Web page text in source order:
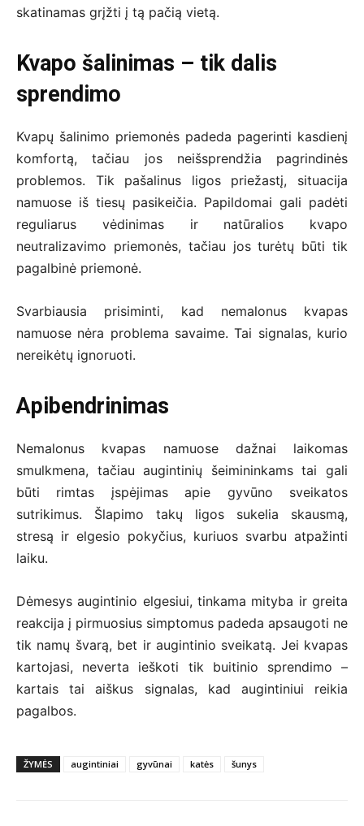
skatinamas grįžti į tą pačią vietą.
Kvapo šalinimas – tik dalis
sprendimo
Kvapų šalinimo priemonės padeda pagerinti kasdienį
komfortą, tačiau jos neišsprendžia pagrindinės
problemos. Tik pašalinus ligos priežastį, situacija
namuose iš tiesų pasikeičia. Papildomai gali padėti
reguliarus vėdinimas ir natūralios kvapo
neutralizavimo priemonės, tačiau jos turėtų būti tik
pagalbinė priemonė.
Svarbiausia prisiminti, kad nemalonus kvapas
namuose nėra problema savaime. Tai signalas, kurio
nereikėtų ignoruoti.
Apibendrinimas
Nemalonus kvapas namuose dažnai laikomas
smulkmena, tačiau augintinių šeimininkams tai gali
būti rimtas įspėjimas apie gyvūno sveikatos
sutrikimus. Šlapimo takų ligos sukelia skausmą,
stresą ir elgesio pokyčius, kuriuos svarbu atpažinti
laiku.
Dėmesys augintinio elgesiui, tinkama mityba ir greita
reakcija į pirmuosius simptomus padeda apsaugoti ne
tik namų švarą, bet ir augintinio sveikatą. Jei kvapas
kartojasi, neverta ieškoti tik buitinio sprendimo –
kartais tai aiškus signalas, kad augintiniui reikia
pagalbos.
ŽYMĖS augintiniai gyvūnai katės šunys